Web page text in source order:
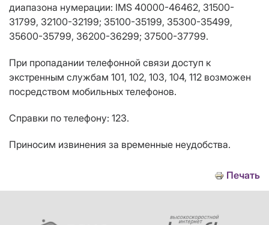
диапазона нумерации: IMS 40000-46462, 31500-
31799, 32100-32199; 35100-35199, 35300-35499,
35600-35799, 36200-36299; 37500-37799.
При пропадании телефонной связи доступ к
экстренным службам 101, 102, 103, 104, 112 возможен
посредством мобильных телефонов.
Справки по телефону: 123.
Приносим извинения за временные неудобства.
Печать